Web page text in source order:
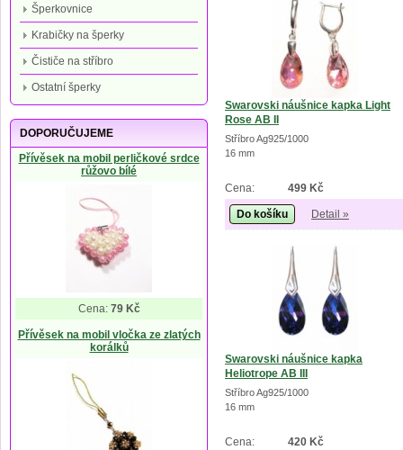
Swarovski náušnice kapka Light
Rose AB II
Stříbro Ag925/1000
16 mm
499 Kč
Cena:
Do košíku Detail »
Swarovski náušnice kapka
Heliotrope AB III
Stříbro Ag925/1000
16 mm
420 Kč
Cena:
Šperkovnice
Krabičky na šperky
Čističe na stříbro
Ostatní šperky
DOPORUČUJEME
Přívěsek na mobil perličkové srdce
růžovo bílé
Cena: 79 Kč
Přívěsek na mobil vločka ze zlatých
korálků